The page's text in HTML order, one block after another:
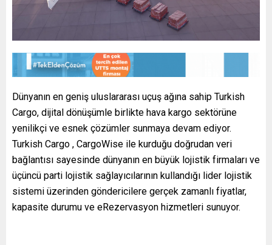
Dünyanın en geniş uluslararası uçuş ağına sahip Turkish
Cargo, dijital dönüşümle birlikte hava kargo sektörüne
yenilikçi ve esnek çözümler sunmaya devam ediyor.
Turkish Cargo , CargoWise ile kurduğu doğrudan veri
bağlantısı sayesinde dünyanın en büyük lojistik firmaları ve
üçüncü parti lojistik sağlayıcılarının kullandığı lider lojistik
sistemi üzerinden göndericilere gerçek zamanlı fiyatlar,
kapasite durumu ve eRezervasyon hizmetleri sunuyor.